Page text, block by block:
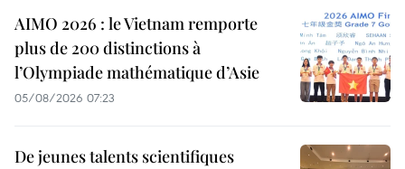
AIMO 2026 : le Vietnam remporte
plus de 200 distinctions à
l’Olympiade mathématique d’Asie
05/08/2026 07:23
De jeunes talents scientifiques